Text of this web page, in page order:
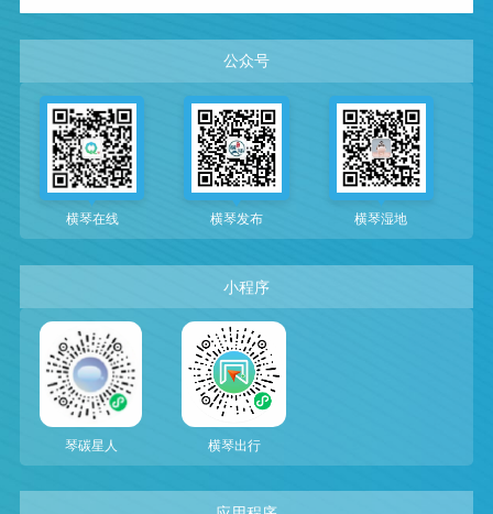
公众号
横琴在线 横琴发布 横琴湿地
小程序
琴碳星人 横琴出行